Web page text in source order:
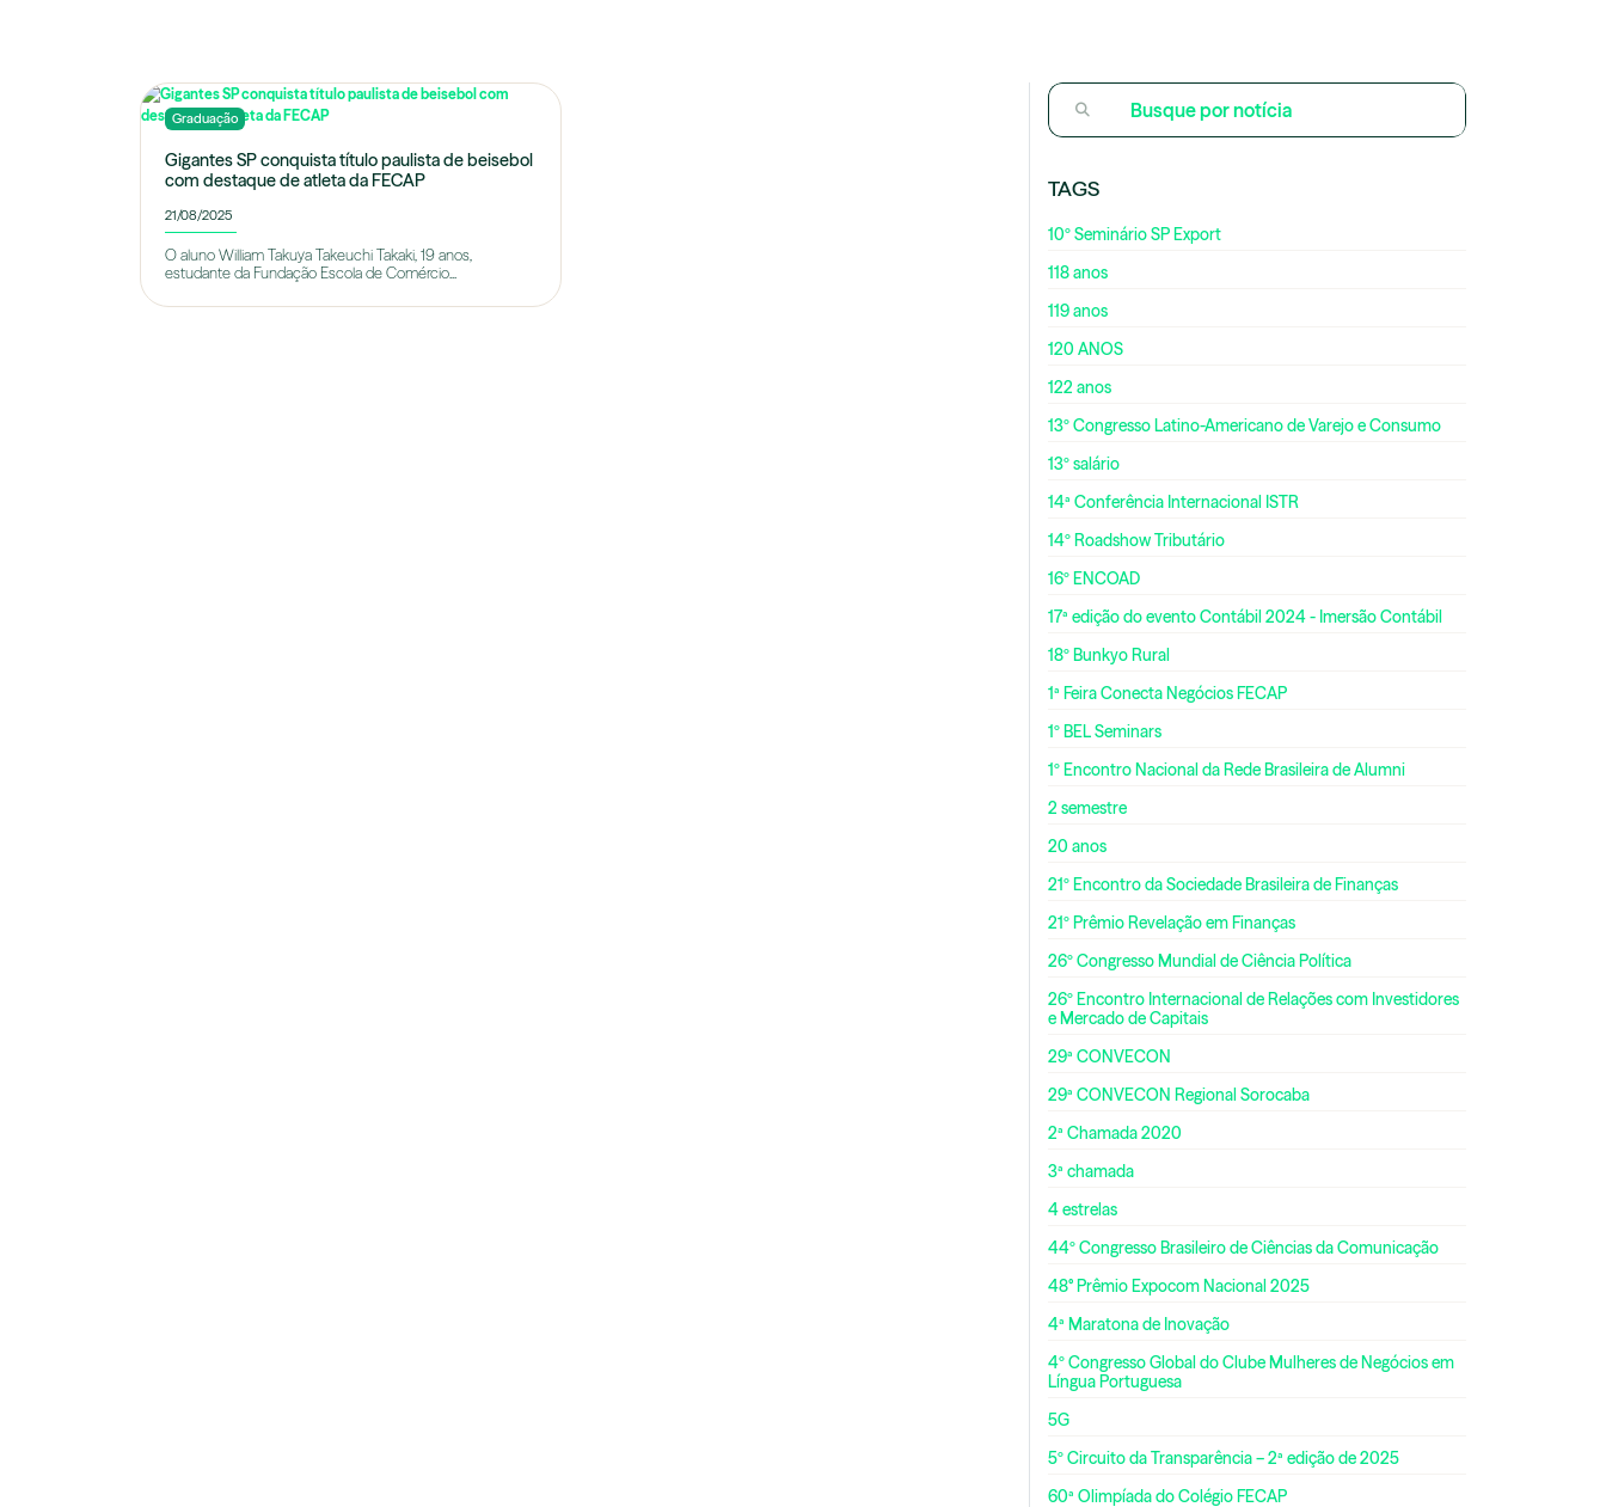
Graduação
Gigantes SP conquista título paulista de beisebol
com destaque de atleta da FECAP
21/08/2025
O aluno William Takuya Takeuchi Takaki, 19 anos,
estudante da Fundação Escola de Comércio...
TAGS
10º Seminário SP Export
118 anos
119 anos
120 ANOS
122 anos
13º Congresso Latino-Americano de Varejo e Consumo
13º salário
14ª Conferência Internacional ISTR
14º Roadshow Tributário
16º ENCOAD
17ª edição do evento Contábil 2024 - Imersão Contábil
18º Bunkyo Rural
1ª Feira Conecta Negócios FECAP
1º BEL Seminars
1º Encontro Nacional da Rede Brasileira de Alumni
2 semestre
20 anos
21º Encontro da Sociedade Brasileira de Finanças
21º Prêmio Revelação em Finanças
26º Congresso Mundial de Ciência Política
26º Encontro Internacional de Relações com Investidores
e Mercado de Capitais
29ª CONVECON
29ª CONVECON Regional Sorocaba
2ª Chamada 2020
3ª chamada
4 estrelas
44º Congresso Brasileiro de Ciências da Comunicação
48° Prêmio Expocom Nacional 2025
4ª Maratona de Inovação
4º Congresso Global do Clube Mulheres de Negócios em
Língua Portuguesa
5G
5º Circuito da Transparência – 2ª edição de 2025
60ª Olimpíada do Colégio FECAP